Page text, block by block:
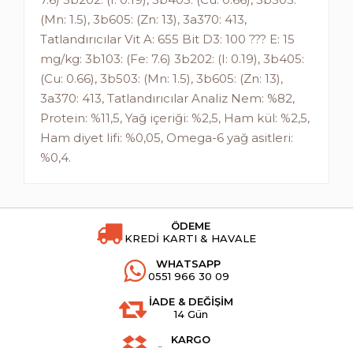
(Mn: 1.5), 3b605: (Zn: 13), 3a370: 413,
Tatlandırıcılar Vit A: 655 Bit D3: 100 ??? E: 15
mg/kg: 3b103: (Fe: 7.6) 3b202: (I: 0.19), 3b405:
(Cu: 0.66), 3b503: (Mn: 1.5), 3b605: (Zn: 13),
3a370: 413, Tatlandırıcılar Analiz Nem: %82,
Protein: %11,5, Yağ içeriği: %2,5, Ham kül: %2,5,
Ham diyet lifi: %0,05, Omega-6 yağ asitleri:
%0,4.
ÖDEME
KREDİ KARTI & HAVALE
WHATSAPP
0551 966 30 09
İADE & DEĞİŞİM
14 Gün
KARGO